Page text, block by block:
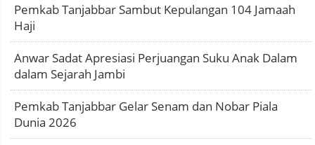
Pemkab Tanjabbar Sambut Kepulangan 104 Jamaah
Haji
Anwar Sadat Apresiasi Perjuangan Suku Anak Dalam
dalam Sejarah Jambi
Pemkab Tanjabbar Gelar Senam dan Nobar Piala
Dunia 2026